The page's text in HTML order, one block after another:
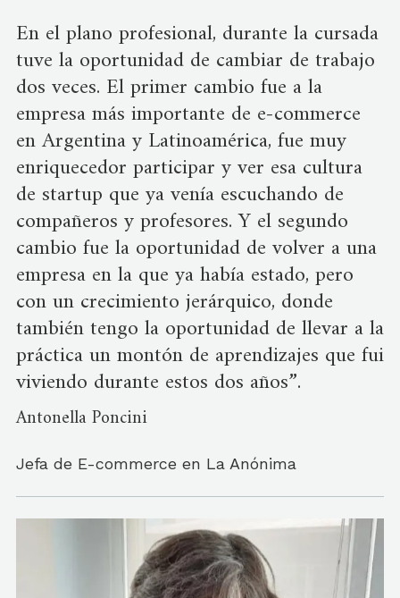
En el plano profesional, durante la cursada
tuve la oportunidad de cambiar de trabajo
dos veces. El primer cambio fue a la
empresa más importante de e-commerce
en Argentina y Latinoamérica, fue muy
enriquecedor participar y ver esa cultura
de startup que ya venía escuchando de
compañeros y profesores. Y el segundo
cambio fue la oportunidad de volver a una
empresa en la que ya había estado, pero
con un crecimiento jerárquico, donde
también tengo la oportunidad de llevar a la
práctica un montón de aprendizajes que fui
viviendo durante estos dos años”.
Antonella Poncini
Jefa de E-commerce en La Anónima